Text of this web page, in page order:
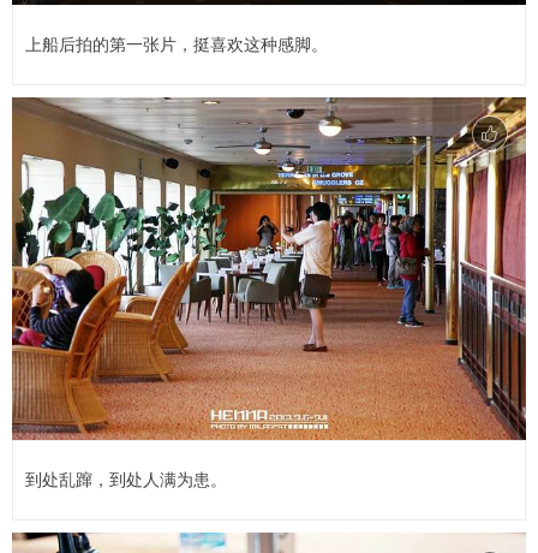
上船后拍的第一张片，挺喜欢这种感脚。
到处乱蹿，到处人满为患。